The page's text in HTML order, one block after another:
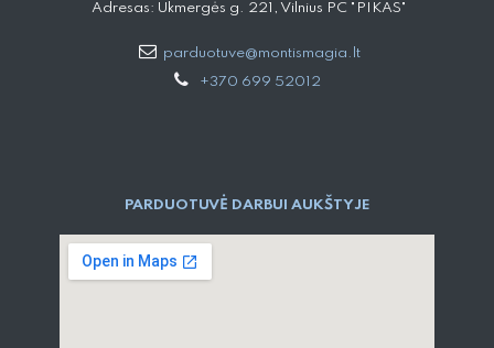
Adresas: Ukmergės g. 221, Vilnius PC "PIKAS"
parduotuve@montismagia.lt
+370 699 52012
PARDUOTUVĖ DARBUI AUKŠTYJE